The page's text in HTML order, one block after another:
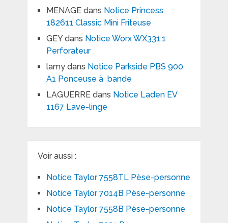
MENAGEdans Notice Princess
182611 Classic Mini Friteuse
GEYdans Notice Worx WX331.1
Perforateur
lamydans Notice Parkside PBS 900
A1 Ponceuse à bande
LAGUERREdans Notice Laden EV
1167 Lave-linge
Voir aussi :
Notice Taylor 7558TL Pèse-personne
Notice Taylor 7014B Pèse-personne
Notice Taylor 7558B Pèse-personne